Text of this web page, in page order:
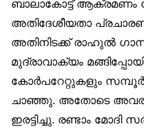
ബാലാകോട്ട്
അതിദേശീയതാ
അതിനിടക്ക് രാഹുൽ
മുദ്രാവാക്യം
കോർപറേറ്റുകളും
ചാഞ്ഞു. അതോടെ
ഇരട്ടിച്ചു. രണ്ടാം മോദി